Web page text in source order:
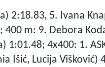
2:18.83, 5. Ivana
m: 9. Debora
1:01.48; 4x400: 1.
Išić, Lucija Višković)